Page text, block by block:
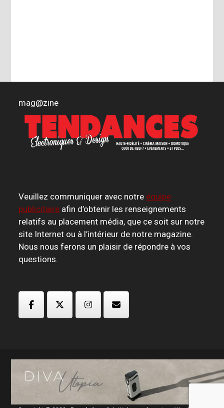
mag@zine
Veuillez communiquer avec notre équipe
publicitaire afin d’obtenir les renseignements
relatifs au placement média, que ce soit sur notre
site Internet ou à l’intérieur de notre magazine.
Nous nous ferons un plaisir de répondre à vos
questions.